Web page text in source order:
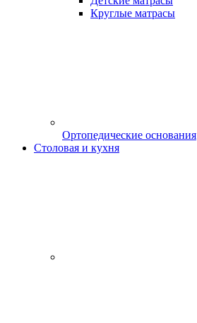
Круглые матрасы
Ортопедические основания
Столовая и кухня